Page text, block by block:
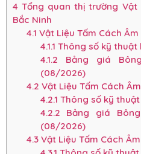
4 Tổng quan thị trường Vật
Bắc Ninh
4.1 Vật Liệu Tấm Cách
4.1.1 Thông số kỹ thuật
4.1.2 Bảng giá
(08/2026)
4.2 Vật Liệu Tấm Cách
4.2.1 Thông số kỹ
4.2.2 Bảng giá
(08/2026)
4.3Vật Liệu Tấm Cách